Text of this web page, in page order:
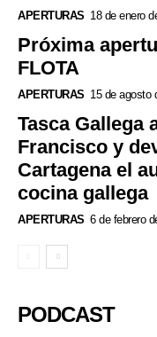
APERTURAS 18 de enero
Próxima
FLOTA
APERTURAS 15 de agosto
Tasca Gallega
Francisco y
Cartagena el
cocina gallega
APERTURAS 6 de febrero
PODCAST